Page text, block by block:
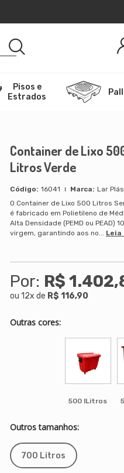
Pisos e
Estrados
Container de Lixo
Litros Verde
16041
Lar
O Container de Lixo 500 Litros
é fabricado em Polietileno de
Alta Densidade (PEMD ou PEAD)
virgem, garantindo aos no... Leia
Por: R$
ou 12x de R$ 116,90
Outras cores:
500 lLitros
Outros tamanhos:
700 Litros